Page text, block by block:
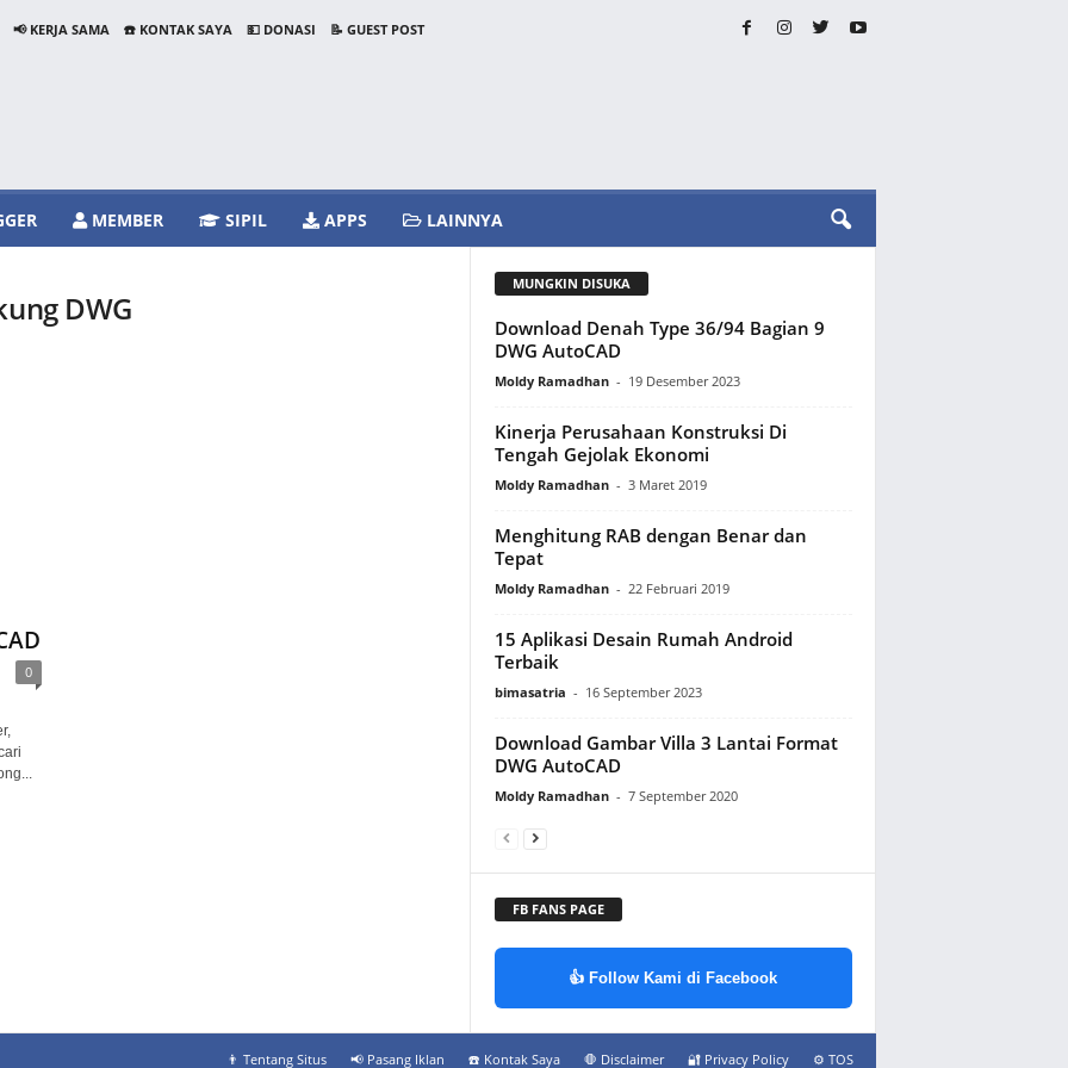
📢 KERJA SAMA ☎️ KONTAK SAYA 💵 DONASI
📝 GUEST POST
MEMBER SIPIL APPS LAINNYA
DWG
0
MUNGKIN DISUKA
Download Denah Type 36/94 Bagian 9
DWG AutoCAD
Moldy Ramadhan - 19 Desember 2023
Kinerja Perusahaan Konstruksi Di
Tengah Gejolak Ekonomi
Moldy Ramadhan - 3 Maret 2019
Menghitung RAB dengan Benar dan
Tepat
Moldy Ramadhan - 22 Februari 2019
15 Aplikasi Desain Rumah Android
Terbaik
bimasatria - 16 September 2023
Download Gambar Villa 3 Lantai Format
DWG AutoCAD
Moldy Ramadhan - 7 September 2020
FB FANS PAGE
👍 Follow Kami di Facebook
👨‍ Tentang Situs 📢 Pasang Iklan ☎️ Kontak Saya 🛑 Disclaimer 🔐 Privacy Policy ⚙️ TOS